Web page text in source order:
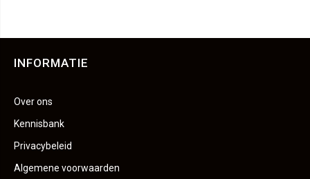
INFORMATIE
Over ons
Kennisbank
Privacybeleid
Algemene voorwaarden